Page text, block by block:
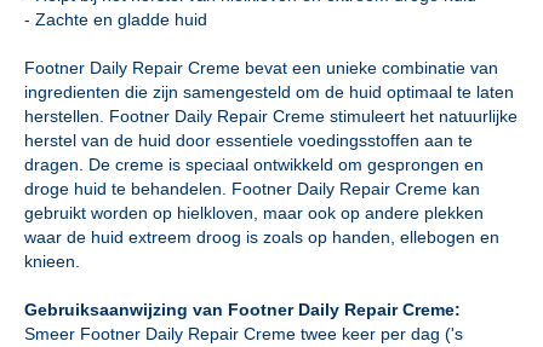
- Zachte en gladde huid
Footner Daily Repair Creme bevat een unieke combinatie van
ingredienten die zijn samengesteld om de huid optimaal te laten
herstellen. Footner Daily Repair Creme stimuleert het natuurlijke
herstel van de huid door essentiele voedingsstoffen aan te
dragen. De creme is speciaal ontwikkeld om gesprongen en
droge huid te behandelen. Footner Daily Repair Creme kan
gebruikt worden op hielkloven, maar ook op andere plekken
waar de huid extreem droog is zoals op handen, ellebogen en
knieen.
Gebruiksaanwijzing van Footner Daily Repair Creme:
Smeer Footner Daily Repair Creme twee keer per dag ('s